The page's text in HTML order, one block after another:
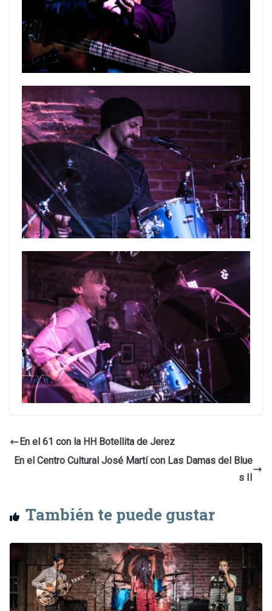
En el 61 con la HH Botellita de Jerez
En el Centro Cultural José Martí con Las Damas del Blue
s II
También te puede gustar